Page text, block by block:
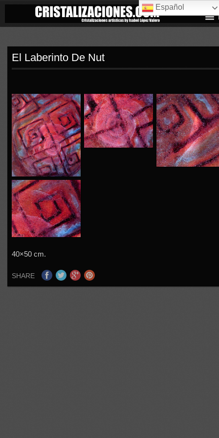
El Laberinto De Nut
40×50 cm.
SHARE
Español